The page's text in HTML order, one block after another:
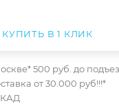
КУПИТЬ В 1 КЛИК
500 руб. до
от 30.000 руб!!!*